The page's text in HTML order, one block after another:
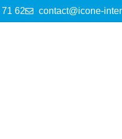
71 62 contact@icone-